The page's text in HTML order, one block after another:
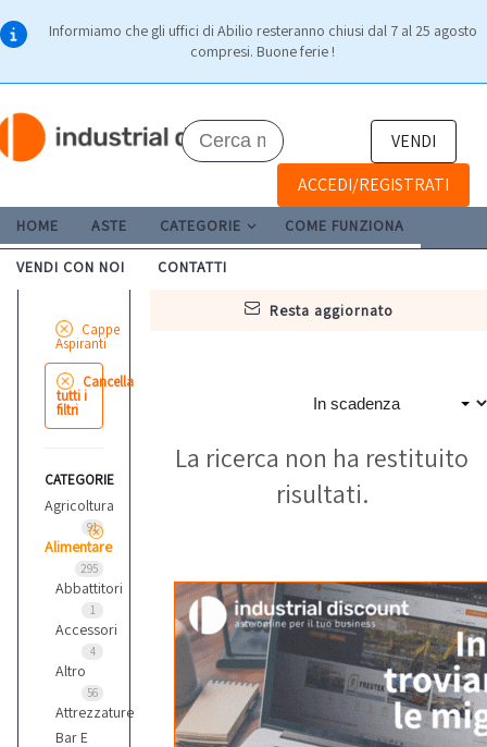
Informiamo che gli uffici di Abilio resteranno chiusi dal 7 al 25 agosto
compresi. Buone ferie !
VENDI
ACCEDI/REGISTRATI
HOME ASTE CATEGORIE COME FUNZIONA
VENDI CON NOI CONTATTI
resta aggiornato
Cappe
Aspiranti
Cancella
tutti i
filtri
CATEGORIE
Agricoltura
91
Alimentare
295
Abbattitori
1
Accessori
4
Altro
56
Attrezzature
Bar E
La ricerca non ha restituito
risultati.